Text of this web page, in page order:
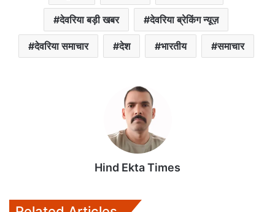
देवरिया बड़ी खबर देवरिया ब्रेकिंग न्यूज़
देवरिया समाचार देश भारतीय समाचार
Hind Ekta Times